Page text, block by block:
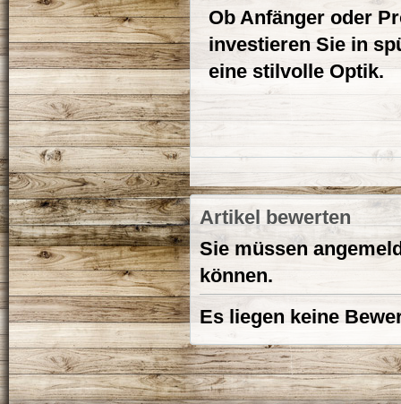
Ob Anfänger oder
investieren Sie in
eine stilvolle Optik.
Artikel bewerten
Sie müssen
können.
Es liegen keine